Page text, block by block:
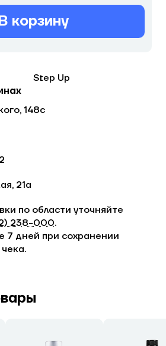
корзину
Step Up
по области уточняйте
238−000.
7 дней при сохранении
148с
21а